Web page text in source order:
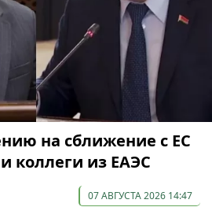
на сближение с ЕС
коллеги из ЕАЭС
07 АВГУСТА 2026 14:47